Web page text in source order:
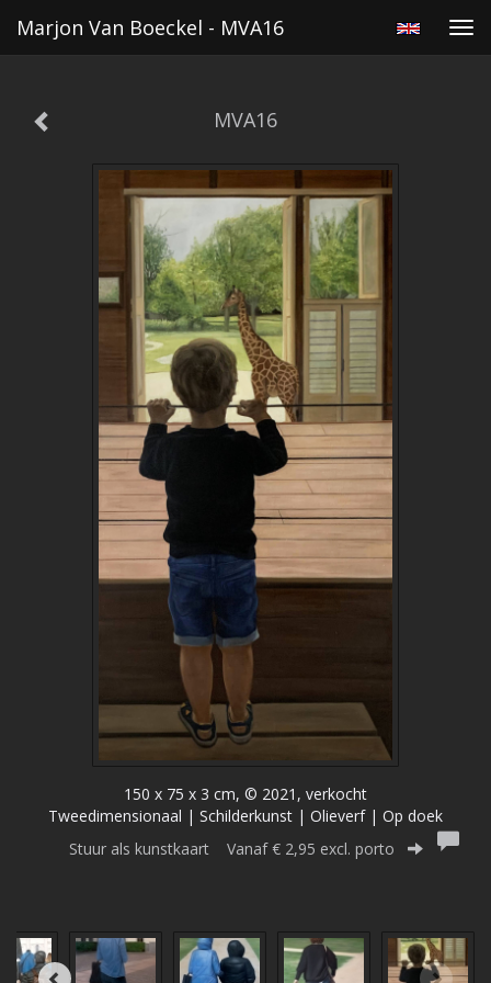
Marjon Van Boeckel - MVA16
MVA16
150 x 75 x 3 cm, © 2021, verkocht
Tweedimensionaal | Schilderkunst | Olieverf | Op doek
Stuur als kunstkaart Vanaf € 2,95 excl. porto